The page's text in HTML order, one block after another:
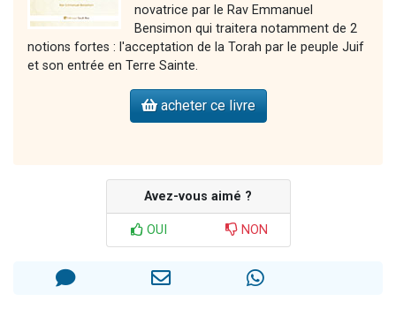
novatrice par le Rav Emmanuel
Bensimon qui traitera notamment de 2
notions fortes : l'acceptation de la Torah par le peuple Juif
et son entrée en Terre Sainte.
acheter ce livre
Avez-vous aimé ?
OUI NON